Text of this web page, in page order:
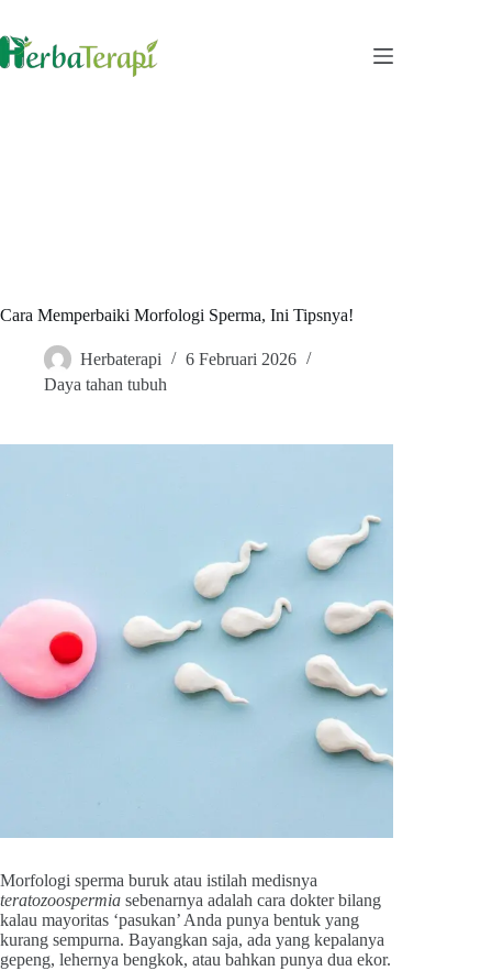
content
Cara Memperbaiki Morfologi Sperma, Ini Tipsnya!
Herbaterapi
6 Februari 2026
Daya tahan tubuh
Morfologi sperma buruk atau istilah medisnya
teratozoospermia sebenarnya adalah cara dokter bilang
kalau mayoritas ‘pasukan’ Anda punya bentuk yang
kurang sempurna. Bayangkan saja, ada yang kepalanya
gepeng, lehernya bengkok, atau bahkan punya dua ekor.